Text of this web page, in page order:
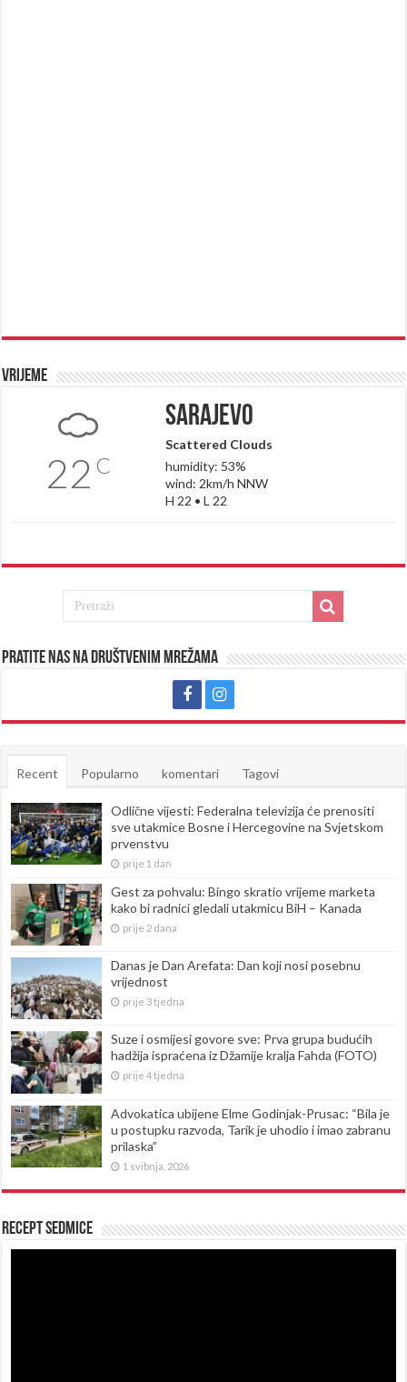
Vrijeme
22 C
Sarajevo
Scattered Clouds
humidity: 53%
wind: 2km/h NNW
H 22 • L 22
Pratite nas na društvenim mrežama
Recent Popularno komentari Tagovi
Odlične vijesti: Federalna televizija će prenositi
sve utakmice Bosne i Hercegovine na Svjetskom
prvenstvu
prije 1 dan
Gest za pohvalu: Bingo skratio vrijeme marketa
kako bi radnici gledali utakmicu BiH – Kanada
prije 2 dana
Danas je Dan Arefata: Dan koji nosi posebnu
vrijednost
prije 3 tjedna
Suze i osmijesi govore sve: Prva grupa budućih
hadžija ispraćena iz Džamije kralja Fahda (FOTO)
prije 4 tjedna
Advokatica ubijene Elme Godinjak-Prusac: “Bila je
u postupku razvoda, Tarik je uhodio i imao zabranu
prilaska”
1 svibnja, 2026
Recept sedmice